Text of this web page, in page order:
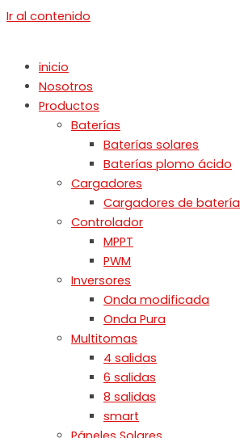
Ir al contenido
inicio
Nosotros
Productos
Baterías
Baterías solares
Baterías plomo ácido
Cargadores
Cargadores de batería
Controlador
MPPT
PWM
Inversores
Onda modificada
Onda Pura
Multitomas
4 salidas
6 salidas
8 salidas
smart